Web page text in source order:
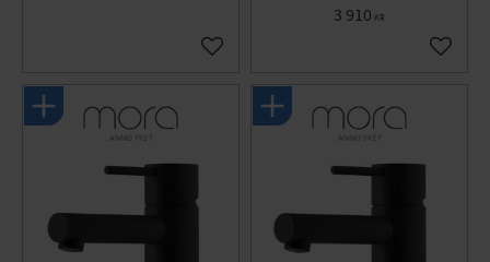
Lägg till i favoriter
3 910 KR
Lägg